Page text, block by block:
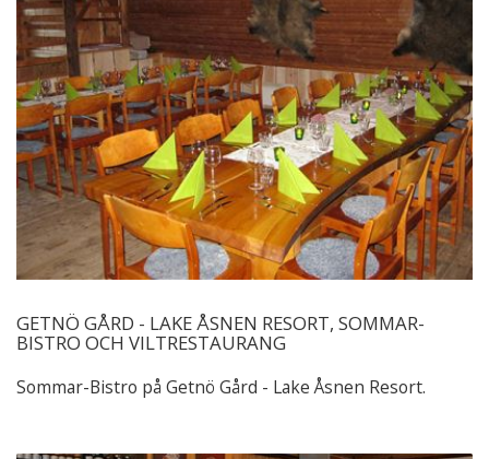
GETNÖ GÅRD - LAKE ÅSNEN RESORT, SOMMAR-
BISTRO OCH VILTRESTAURANG
Sommar-Bistro på Getnö Gård - Lake Åsnen Resort.